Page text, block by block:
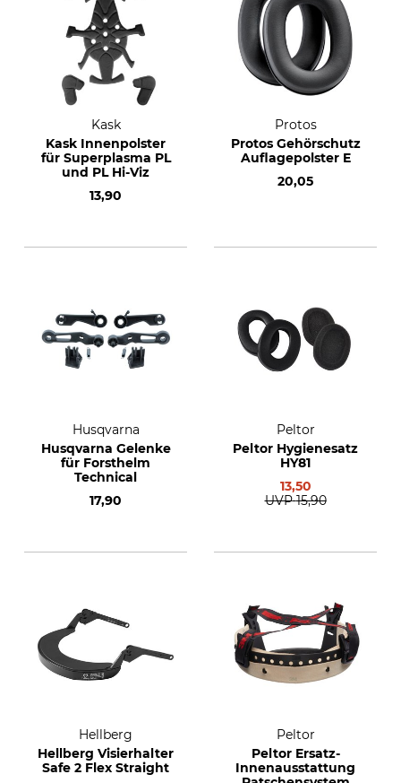
Kask
Kask Innenpolster
für Superplasma PL
und PL Hi-Viz
13,90
Protos
Protos Gehörschutz
Auflagepolster E
20,05
Husqvarna
Husqvarna Gelenke
für Forsthelm
Technical
17,90
Peltor
Peltor Hygienesatz
HY81
13,50
UVP 15,90
Hellberg
Hellberg Visierhalter
Safe 2 Flex Straight
Peltor
Peltor Ersatz-
Innenausstattung